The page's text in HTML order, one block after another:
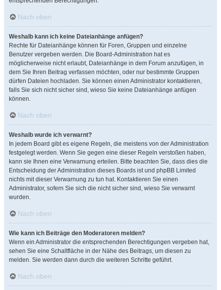
Nach oben
Weshalb kann ich keine Dateianhänge anfügen?
Rechte für Dateianhänge können für Foren, Gruppen und einzelne
Benutzer vergeben werden. Die Board-Administration hat es
möglicherweise nicht erlaubt, Dateianhänge in dem Forum anzufügen, in
dem Sie Ihren Beitrag verfassen möchten, oder nur bestimmte Gruppen
dürfen Dateien hochladen. Sie können einen Administrator kontaktieren,
falls Sie sich nicht sicher sind, wieso Sie keine Dateianhänge anfügen
können.
Nach oben
Weshalb wurde ich verwarnt?
In jedem Board gibt es eigene Regeln, die meistens von der Administration
festgelegt werden. Wenn Sie gegen eine dieser Regeln verstoßen haben,
kann sie Ihnen eine Verwarnung erteilen. Bitte beachten Sie, dass dies die
Entscheidung der Administration dieses Boards ist und phpBB Limited
nichts mit dieser Verwarnung zu tun hat. Kontaktieren Sie einen
Administrator, sofern Sie sich die nicht sicher sind, wieso Sie verwarnt
wurden.
Nach oben
Wie kann ich Beiträge den Moderatoren melden?
Wenn ein Administrator die entsprechenden Berechtigungen vergeben hat,
sehen Sie eine Schaltfläche in der Nähe des Beitrags, um diesen zu
melden. Sie werden dann durch die weiteren Schritte geführt.
Nach oben